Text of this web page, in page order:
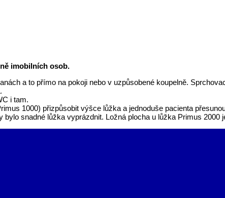
imobilních osob.
a to přímo na pokoji nebo v uzpůsobené koupelně.
i tam.
1000) přizpůsobit výšce lůžka a jednoduše pacienta
snadné lůžka vyprázdnit. Ložná plocha u lůžka Primus 2000